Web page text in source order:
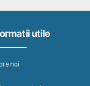
utile
noi